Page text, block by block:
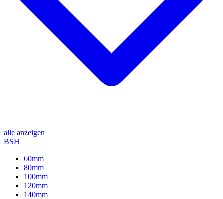
alle anzeigen
BSH
60mm
80mm
100mm
120mm
140mm